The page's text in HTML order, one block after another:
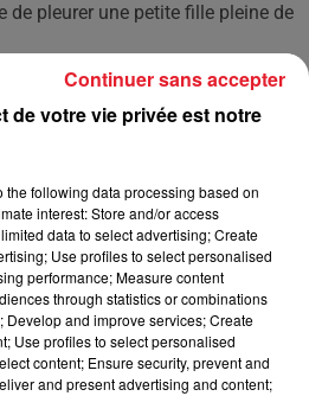
de pleurer une petite fille pleine de
NEWS
prétendant être son fils
met fin à une ex-escorte
dans sa bataille...
de votre vie privée est notre
the following data processing based on
interest: Store and/or access
data to select advertising; Create
Use profiles to select personalised
performance; Measure content
through statistics or combinations
Develop and improve services; Create
Use profiles to select personalised
content; Ensure security, prevent and
and present advertising and content;
Continuer sans accepter